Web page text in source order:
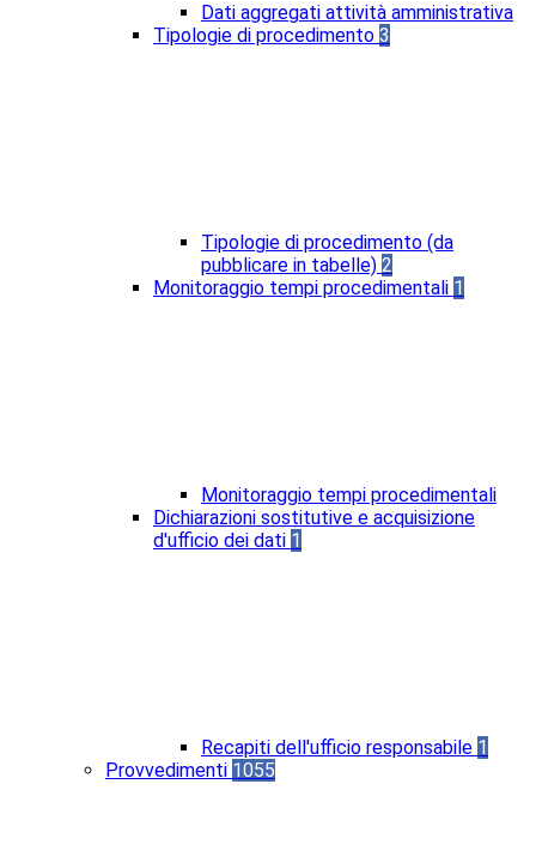
Dati aggregati attività amministrativa
Tipologie di procedimento 3
Tipologie di procedimento (da
pubblicare in tabelle) 2
Monitoraggio tempi procedimentali 1
Monitoraggio tempi procedimentali
Dichiarazioni sostitutive e acquisizione
d'ufficio dei dati 1
Recapiti dell'ufficio responsabile 1
Provvedimenti 1055